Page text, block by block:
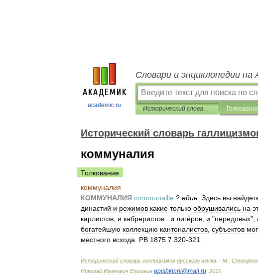
academic.ru
Словари и энциклопедии на
Исторический словарь галлицизмов русского языка
Исторический словарь
коммуналия
Толкование
коммуналия
КОММУНАЛИЯ communaille ? един Здесь вы
династий и режимов какие только обрушивались на
карлистов и кабреристов и лигёров и "передовых",
богатейшую коллекцию кантоналистов субъектов
местного всхода РВ 1875 7 320-321
Исторический словарь галлицизмов русского языка . - М :
Николай Иванович Епишкин epishkinni@mail.ru 2010